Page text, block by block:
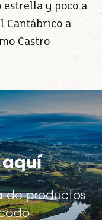
estrella y poco a
Cantábrico a
Castro
de productos